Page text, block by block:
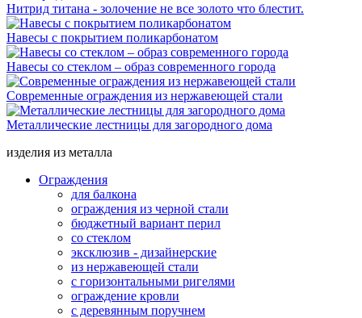
Нитрид титана - золочение не все золото что блестит.
Навесы с покрытием поликарбонатом
Навесы со стеклом – образ современного города
Современные ограждения из нержавеющей стали
Металлические лестницы для загородного дома
изделия из металла
Ограждения
для балкона
ограждения из черной стали
бюджетный вариант перил
со стеклом
эксклюзив - дизайнерские
из нержавеющей стали
с горизонтальными ригелями
ограждение кровли
с деревянным поручнем